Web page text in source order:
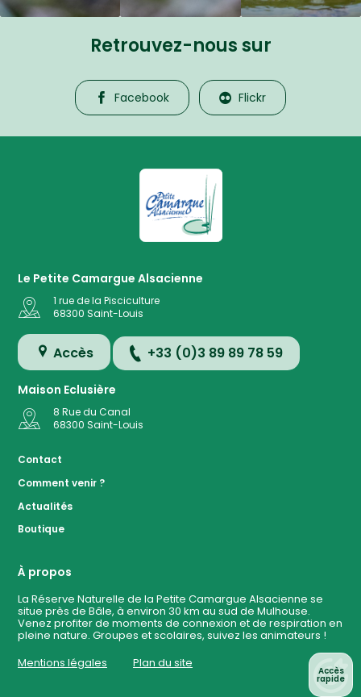
Retrouvez-nous sur
Facebook Flickr
La Petite Camargue
Le Petite Camargue Alsacienne
1 rue de la Pisciculture
68300 Saint-Louis
Accès +33 (0)3 89 89 78 59
Maison Eclusière
8 Rue du Canal
68300 Saint-Louis
Contact
Comment venir ?
Actualités
Boutique
À propos
La Réserve Naturelle de la Petite Camargue Alsacienne se
situe près de Bâle, à environ 30 km au sud de Mulhouse.
Venez profiter de moments de connexion et de respiration en
pleine nature. Groupes et scolaires, suivez les animateurs !
Mentions légales
Plan du site
Accès
rapide
Contact